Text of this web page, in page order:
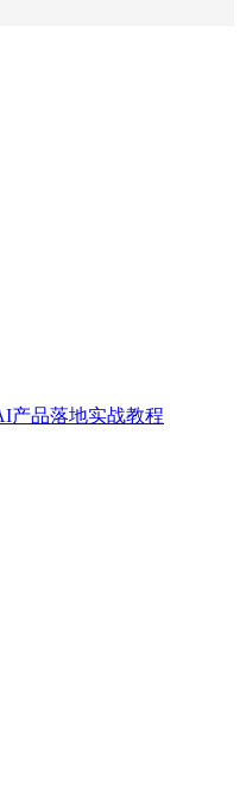
产品落地实战教程